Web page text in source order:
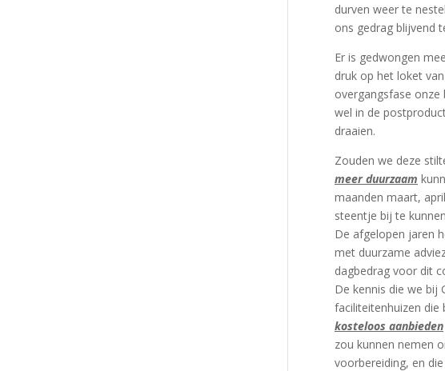
durven weer te
ons gedrag blijvend
Er is gedwongen
druk op het loket
overgangsfase
wel in de
draaien.
Zouden we deze
meer duurzaam
maanden maart,
steentje bij te
De afgelopen jaren
met duurzame
dagbedrag voor dit
De kennis die we bij
faciliteitenhuizen die
kosteloos aanbieden
zou kunnen nemen
voorbereiding, en